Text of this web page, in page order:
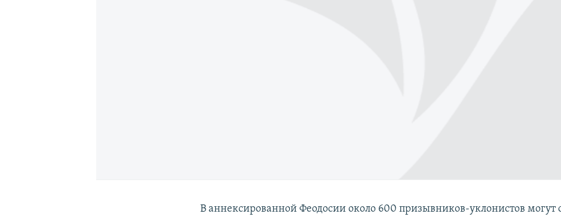
В аннексированной Феодосии около 600 призывников-уклонистов могут